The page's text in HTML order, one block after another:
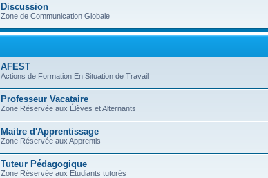
Discussion
Zone de Communication Globale
AFEST
Actions de Formation En Situation de Travail
Professeur Vacataire
Zone Réservée aux Élèves et Alternants
Maitre d'Apprentissage
Zone Réservée aux Apprentis
Tuteur Pédagogique
Zone Réservée aux Etudiants tutorés